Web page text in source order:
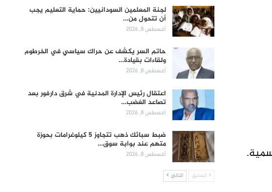
لجنة المعلمين السودانيين: حماية التعليم يجب
أن تتحول من…
أغسطس 8, 2026
حاتم السر يكشف عن حراك سياسي في الخرطوم
ولقاءات بقيادة…
أغسطس 8, 2026
اعتقال رئيس الإدارة المدنية في شرق دارفور بعد
تصاعد الغضب…
أغسطس 8, 2026
ضبط سبائك ذهب تتجاوز 5 كيلوغرامات بحوزة
متهم عند بوابة سوق…
أغسطس 8, 2026
السابق التالي